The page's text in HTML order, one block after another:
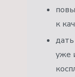
к
уже